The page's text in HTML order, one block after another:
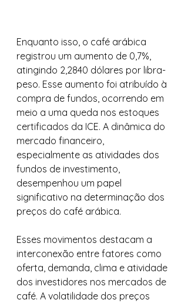
Enquanto isso, o café arábica
registrou um aumento de 0,7%,
atingindo 2,2840 dólares por libra-
peso. Esse aumento foi atribuído à
compra de fundos, ocorrendo em
meio a uma queda nos estoques
certificados da ICE. A dinâmica do
mercado financeiro,
especialmente as atividades dos
fundos de investimento,
desempenhou um papel
significativo na determinação dos
preços do café arábica.
Esses movimentos destacam a
interconexão entre fatores como
oferta, demanda, clima e atividade
dos investidores nos mercados de
café. A volatilidade dos preços